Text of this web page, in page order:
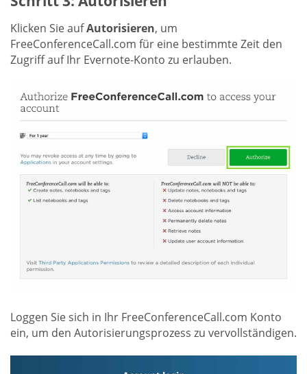
Klicken Sie aufAutorisieren, um
FreeConferenceCall.com für eine bestimmte Zeit den
Zugriff auf Ihr Evernote-Konto zu erlauben.
Loggen Sie sich in Ihr FreeConferenceCall.com Konto
ein, um den Autorisierungsprozess zu vervollständigen.